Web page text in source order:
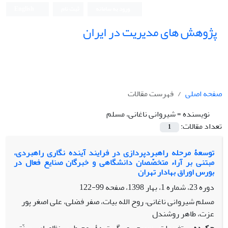
پژوهش های مدیریت در ایران
صفحه اصلی
فهرست مقالات
نویسنده =شیروانی ناغانی، مسلم
تعداد مقالات:
1
توسعۀ مرحله راهبردپردازی در فرایند آینده نگاری راهبردی،
مبتنی بر آراء متخصّصان دانشگاهی و خبرگان صنایع فعال در
بورس اوراق بهادار تهران
دوره 23، شماره 1، بهار 1398، صفحه
99-122
مسلم شیروانی ناغانی، روح الله بیات، صفر فضلی، علی اصغر پور
عزت، طاهر روشندل